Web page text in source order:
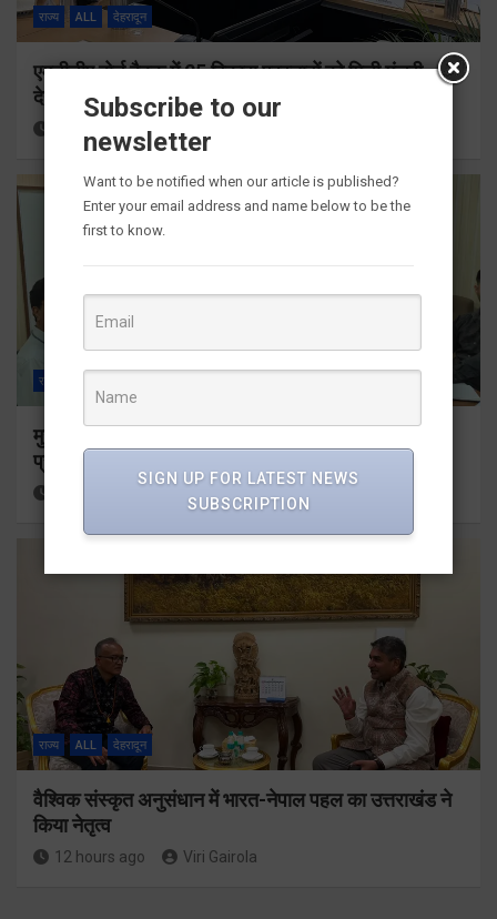
राज्य ALL देहरादून
एमडीडीए बोर्ड बैठक में 25 विकास प्रस्तावों को मिली मंजूरी,
देहरादून-मसूरी के नियोजित विकास को मिलेगी रफ्तार
Viri Gairola
राज्य
मुख्यमंत्री के दिशा-निर्देशों में पीएम आवास योजना (शहरी) की
प्रगति की हुई समीक्षा
Viri Gairola
राज्य ALL देहरादून
वैश्विक संस्कृत अनुसंधान में भारत-नेपाल पहल का उत्तराखंड ने
किया नेतृत्व
12 hours ago Viri Gairola
Subscribe to our
newsletter
Want to be notified when our article is published?
Enter your email address and name below to be the
first to know.
SIGN UP FOR LATEST NEWS
SUBSCRIPTION